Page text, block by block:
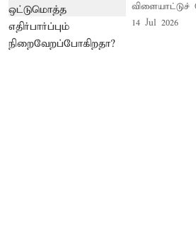
விளையாட்டுச்
14 Jul 2026